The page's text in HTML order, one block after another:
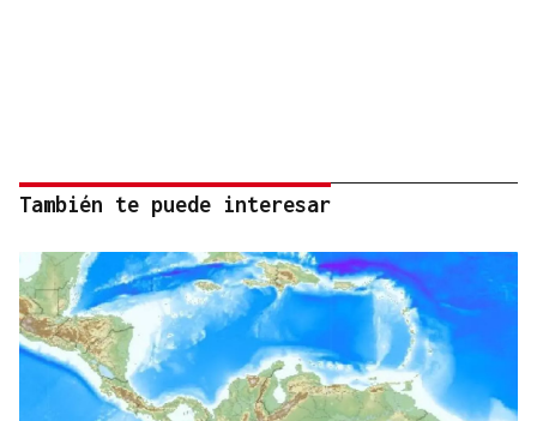
También te puede interesar